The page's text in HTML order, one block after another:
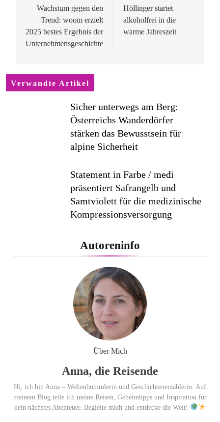
Wachstum gegen den
Trend: woom erzielt
2025 bestes Ergebnis der
Unternehmensgeschichte
Höllinger startet
alkoholfrei in die
warme Jahreszeit
Verwandte Artikel
Sicher unterwegs am Berg:
Österreichs Wanderdörfer
stärken das Bewusstsein für
alpine Sicherheit
Statement in Farbe / medi
präsentiert Safrangelb und
Samtviolett für die medizinische
Kompressionsversorgung
PEPE JEANS LONDON AW26
Flachste mechanische
Weltzeituhr gewinnt Red Dot:
Best of the Best 2026 / NOMOS
Glashütte erzielt 94 von 100
Punkten.
Autoreninfo
Über Mich
Anna, die Reisende
Hi, ich bin Anna – Weltenbummlerin und Geschichtenerzählerin. Auf
meinem Blog teile ich meine Reisen, Geheimtipps und Inspiration für
dein nächstes Abenteuer. Begleite mich und entdecke die Welt!